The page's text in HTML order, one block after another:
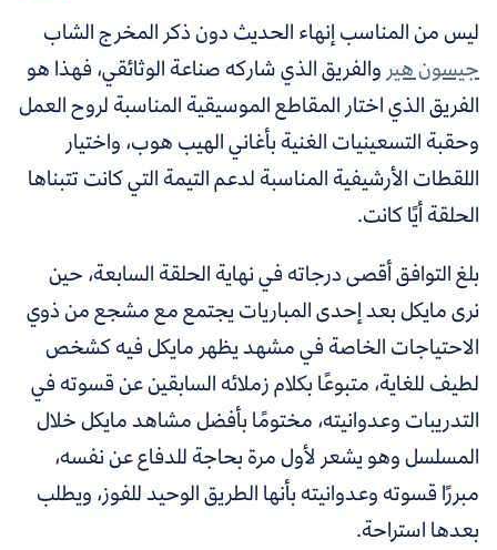
ليس من المناسب إنهاء الحديث دون ذكر المخرج الشاب
جيسون هيروالفريق الذي شاركه صناعة الوثائقي، فهذا هو
الفريق الذي اختار المقاطع الموسيقية المناسبة لروح العمل
وحقبة التسعينيات الغنية بأغاني الهيب هوب، واختيار
اللقطات الأرشيفية المناسبة لدعم التيمة التي كانت تتبناها
الحلقة أيًا كانت.
بلغ التوافق أقصى درجاته في نهاية الحلقة السابعة، حين
نرى مايكل بعد إحدى المباريات يجتمع مع مشجع من ذوي
الاحتياجات الخاصة في مشهد يظهر مايكل فيه كشخص
لطيف للغاية، متبوعًا بكلام زملائه السابقين عن قسوته في
التدريبات وعدوانيته، مختومًا بأفضل مشاهد مايكل خلال
المسلسل وهو يشعر لأول مرة بحاجة للدفاع عن نفسه،
مبررًا قسوته وعدوانيته بأنها الطريق الوحيد للفوز، ويطلب
بعدها استراحة.